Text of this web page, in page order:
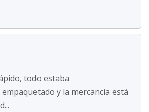
todo estaba
y la mercancía está